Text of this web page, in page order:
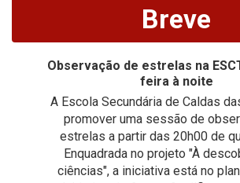
Breve
Observação de estrelas na
feira à noite
A Escola Secundária de Caldas
promover uma sessão de
estrelas a partir das 20h00 de
Enquadrada no projeto "À
ciências", a iniciativa está no